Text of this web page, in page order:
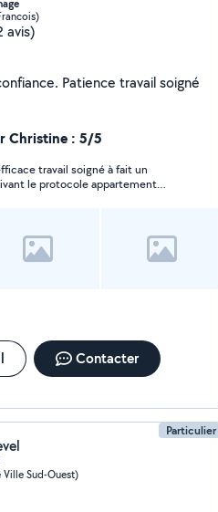
avis)
Patience travail soigné
Christine : 5/5
Contacter
Particulier
Ville Sud-Ouest)